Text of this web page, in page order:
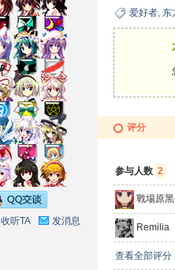
收听TA 发消息
爱好者, 东
评分
参与人数 2
戰場原
Remilia
查看全部评分